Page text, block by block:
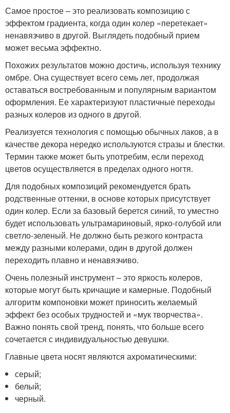
Самое простое – это реализовать композицию с
эффектом градиента, когда один колер «перетекает»
ненавязчиво в другой. Выглядеть подобный прием
может весьма эффектно.
Похожих результатов можно достичь, используя технику
омбре. Она существует всего семь лет, продолжая
оставаться востребованным и популярным вариантом
оформления. Ее характеризуют пластичные переходы
разных колеров из одного в другой.
Реализуется технология с помощью обычных лаков, а в
качестве декора нередко используются стразы и блестки.
Термин также может быть употребим, если переход
цветов осуществляется в пределах одного ногтя.
Для подобных композиций рекомендуется брать
родственные оттенки, в основе которых присутствует
один колер. Если за базовый берется синий, то уместно
будет использовать ультрамариновый, ярко-голубой или
светло-зеленый. Не должно быть резкого контраста
между разными колерами, один в другой должен
переходить плавно и ненавязчиво.
Очень полезный инструмент – это яркость колеров,
которые могут быть кричащие и камерные. Подобный
алгоритм компоновки может приносить желаемый
эффект без особых трудностей и «мук творчества».
Важно понять свой тренд, понять, что больше всего
сочетается с индивидуальностью девушки.
Главные цвета носят являются ахроматическими:
серый;
белый;
черный.